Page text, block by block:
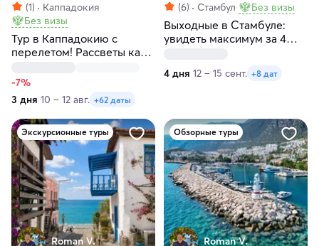
(1)
Каппадокия
Без визы
Тур в Каппадокию с
перелетом! Рассветы как
-7%
3 дня 10 – 12 авг. +62 даты
(6) Стамбул Без визы
Выходные в Стамбуле:
увидеть максимум за 4
4 дня 12 – 15 сент. +8 дат
Экскурсионные туры
Roman V.
Обзорные туры
Roman V.